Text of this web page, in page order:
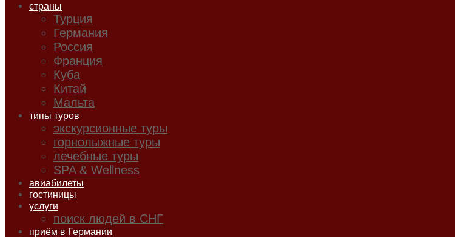
страны
Турция
Германия
Россия
Франция
Куба
Китай
Мальта
типы туров
экскурсионные туры
горнолыжные туры
лечебные туры
SPA & Wellness
авиабилеты
гостиницы
услуги
поиск людей в СНГ
приём в Германии